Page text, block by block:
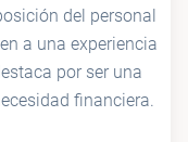
del personal
a una experiencia
por ser una
financiera.